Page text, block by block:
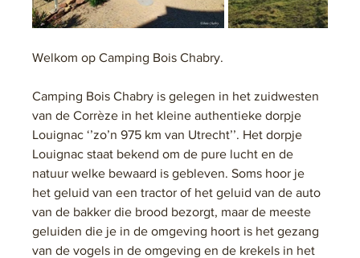
Welkom op Camping Bois Chabry.
Camping Bois Chabry is gelegen in het zuidwesten
van de Corrèze in het kleine authentieke dorpje
Louignac ‘’zo’n 975 km van Utrecht’’. Het dorpje
Louignac staat bekend om de pure lucht en de
natuur welke bewaard is gebleven. Soms hoor je
het geluid van een tractor of het geluid van de auto
van de bakker die brood bezorgt, maar de meeste
geluiden die je in de omgeving hoort is het gezang
van de vogels in de omgeving en de krekels in het